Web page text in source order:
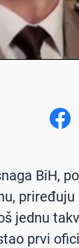
BiH,
jednu
prvi